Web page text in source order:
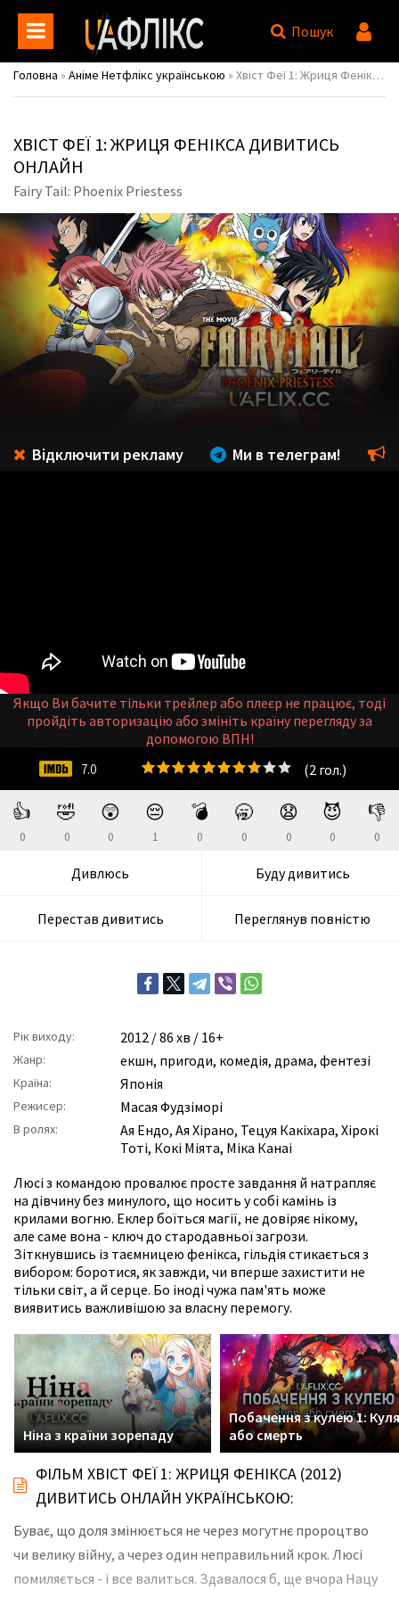
Пошук
Головна » Аніме Нетфлікс українською » Хвіст Феї 1: Жриця Фенікса / Fairy Tail: Phoenix Priestess
ХВІСТ ФЕЇ 1: ЖРИЦЯ ФЕНІКСА ДИВИТИСЬ
ОНЛАЙН
Fairy Tail: Phoenix Priestess
👍
0
🤣
0
😲
0
😔
1
💣
0
🥱
0
😧
0
😈
0
👎
0
Дивлюсь Буду дивитись
Перестав дивитись Переглянув повністю
Рік виходу: 2012 / 86 хв / 16+
Жанр: екшн, пригоди, комедія, драма, фентезі
Країна: Японія
Режисер: Масая Фудзіморі
В ролях: Ая Ендо, Ая Хірано, Тецуя Какіхара, Хірокі
Тоті, Кокі Міята, Міка Канаі
Люсі з командою провалює просте завдання й натрапляє
на дівчину без минулого, що носить у собі камінь із
крилами вогню. Еклер боїться магії, не довіряє нікому,
але саме вона - ключ до стародавньої загрози.
Зіткнувшись із таємницею фенікса, гільдія стикається з
вибором: боротися, як завжди, чи вперше захистити не
тільки світ, а й серце. Бо іноді чужа пам'ять може
виявитись важливішою за власну перемогу.
(2 гол.)
7.0
Відключити рекламу Ми в телеграм!
Якщо Ви бачите тільки трейлер або плеєр не працює, тоді
пройдіть авторизацію або змініть країну перегляду за
допомогою ВПН!
Ніна з країни зорепаду
Побачення з кулею 1: Куля
або смерть
ФІЛЬМ ХВІСТ ФЕЇ 1: ЖРИЦЯ ФЕНІКСА (2012)
ДИВИТИСЬ ОНЛАЙН УКРАЇНСЬКОЮ:
Буває, що доля змінюється не через могутнє пророцтво
чи велику війну, а через один неправильний крок. Люсі
помиляється - і все валиться. Здавалося б, ще вчора Нацу